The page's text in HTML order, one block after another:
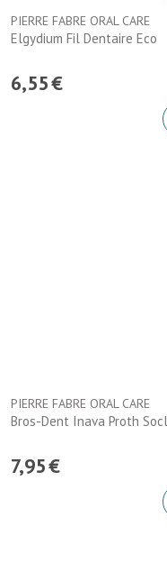
PIERRE FABRE ORAL CARE
Elgydium Fil Dentaire Eco
6,55€
PIERRE FABRE ORAL CARE
Bros-Dent Inava Proth
7,95€